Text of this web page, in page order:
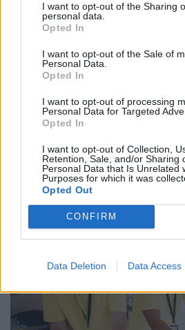
I want to opt-out of the Sharing
personal data.
Opted In
I want to opt-out of the Sale of
Personal Data.
Opted In
I want to opt-out of processing
Personal Data for Targeted
Opted In
I want to opt-out of Collection,
Retention, Sale, and/or Sharing
Personal Data that Is Unrelated
Purposes for which it was
Opted Out
CONFIRM
Data Deletion Data Access
Asztalra vágnak a dolgozók
azonnali cselekvésre
tovább, ami a hőségben
A szakszervezet szerint a jelenlegi
nyújtanak megfelelő védelmet a
ezért aláírásgyűjtést indítottak a
védelmében.